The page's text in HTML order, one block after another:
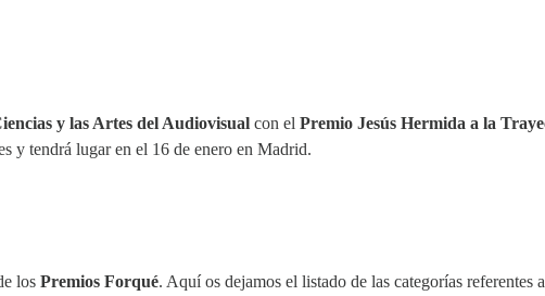
y las Artes del Audiovisual con el Premio Jesús Hermida a la
y tendrá lugar en el 16 de enero en Madrid.
los Premios Forqué. Aquí os dejamos el listado de las categorías referentes